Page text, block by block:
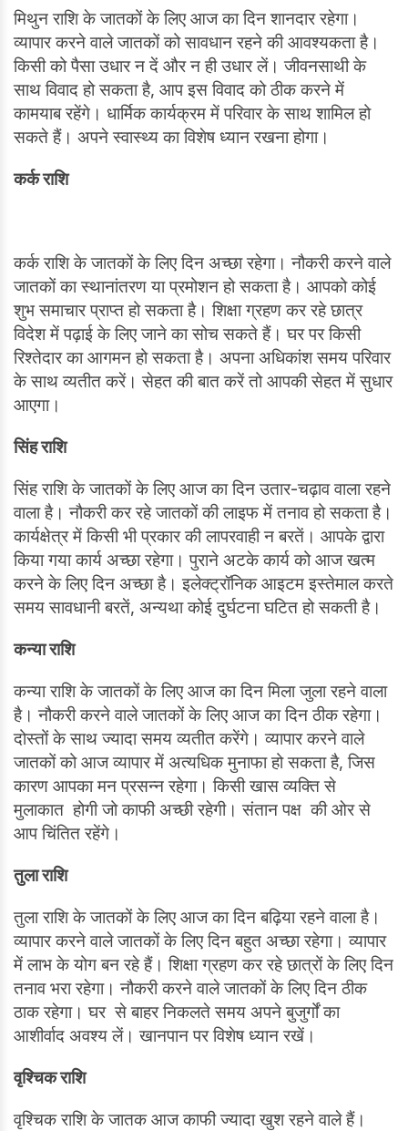
मिथुन राशि के जातकों के लिए आज का दिन शानदार रहेगा।
व्यापार करने वाले जातकों को सावधान रहने की आवश्यकता है।
किसी को पैसा उधार न दें और न ही उधार लें। जीवनसाथी के
साथ विवाद हो सकता है, आप इस विवाद को ठीक करने में
कामयाब रहेंगे। धार्मिक कार्यक्रम में परिवार के साथ शामिल हो
सकते हैं। अपने स्वास्थ्य का विशेष ध्यान रखना होगा।
कर्क राशि
कर्क राशि के जातकों के लिए दिन अच्छा रहेगा। नौकरी करने वाले
जातकों का स्थानांतरण या प्रमोशन हो सकता है। आपको कोई
शुभ समाचार प्राप्त हो सकता है। शिक्षा ग्रहण कर रहे छात्र
विदेश में पढ़ाई के लिए जाने का सोच सकते हैं। घर पर किसी
रिश्तेदार का आगमन हो सकता है। अपना अधिकांश समय परिवार
के साथ व्यतीत करें। सेहत की बात करें तो आपकी सेहत में सुधार
आएगा।
सिंह राशि
सिंह राशि के जातकों के लिए आज का दिन उतार-चढ़ाव वाला रहने
वाला है। नौकरी कर रहे जातकों की लाइफ में तनाव हो सकता है।
कार्यक्षेत्र में किसी भी प्रकार की लापरवाही न बरतें। आपके द्वारा
किया गया कार्य अच्छा रहेगा। पुराने अटके कार्य को आज खत्म
करने के लिए दिन अच्छा है। इलेक्ट्रॉनिक आइटम इस्तेमाल करते
समय सावधानी बरतें, अन्यथा कोई दुर्घटना घटित हो सकती है।
कन्या राशि
कन्या राशि के जातकों के लिए आज का दिन मिला जुला रहने वाला
है। नौकरी करने वाले जातकों के लिए आज का दिन ठीक रहेगा।
दोस्तों के साथ ज्यादा समय व्यतीत करेंगे। व्यापार करने वाले
जातकों को आज व्यापार में अत्यधिक मुनाफा हो सकता है, जिस
कारण आपका मन प्रसन्न रहेगा। किसी खास व्यक्ति से
मुलाकात होगी जो काफी अच्छी रहेगी। संतान पक्ष की ओर से
आप चिंतित रहेंगे।
तुला राशि
तुला राशि के जातकों के लिए आज का दिन बढ़िया रहने वाला है।
व्यापार करने वाले जातकों के लिए दिन बहुत अच्छा रहेगा। व्यापार
में लाभ के योग बन रहे हैं। शिक्षा ग्रहण कर रहे छात्रों के लिए दिन
तनाव भरा रहेगा। नौकरी करने वाले जातकों के लिए दिन ठीक
ठाक रहेगा। घर से बाहर निकलते समय अपने बुजुर्गों का
आशीर्वाद अवश्य लें। खानपान पर विशेष ध्यान रखें।
वृश्चिक राशि
वृश्चिक राशि के जातक आज काफी ज्यादा खुश रहने वाले हैं।